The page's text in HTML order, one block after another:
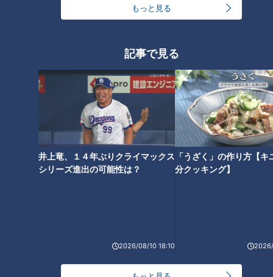
もっと見る
記事で見る
井上竜、１４年ぶりクライマックス
シリーズ進出の可能性は？
2026/08/10 18:10
「うざく」の作り方【キ
分クッキング】
【岐阜】軽トラ女子が「初体験
グルメ」を巡る旅③【道との遭
【岐阜】軽トラ女子が「初体験
グルメ」を巡る旅②【道との遭
遇】